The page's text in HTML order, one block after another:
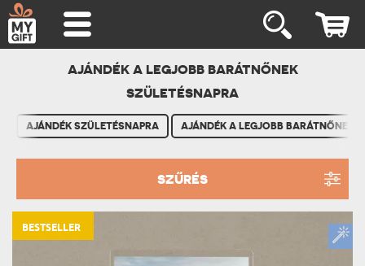
AJÁNDÉK A LEGJOBB BARÁTNŐNEK
SZÜLETÉSNAPRA
AJÁNDÉK SZÜLETÉSNAPRA AJÁNDÉK A LEGJOBB BARÁTNŐNEK
SZŰRÉS
BESTSELLER